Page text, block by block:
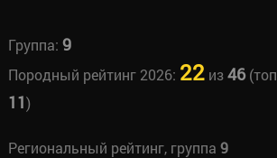
Группа: 9
Породный рейтинг 2026: 22из46(топ
11)
Региональный рейтинг, группа 9